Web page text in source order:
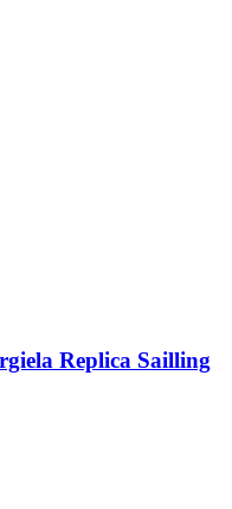
Replica Sailling